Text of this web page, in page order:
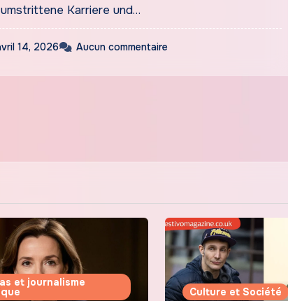
Karriere und…
14, 2026 Aucun commentaire
et journalisme
Culture et Société